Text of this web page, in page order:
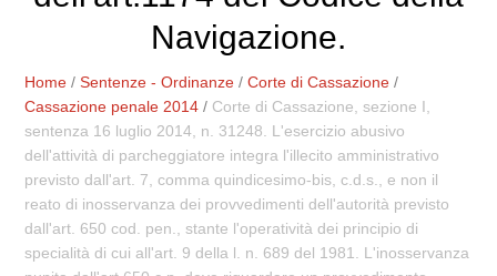
Navigazione.
Home /Sentenze - Ordinanze /Corte di Cassazione /
Cassazione penale 2014 / Corte di Cassazione, sezione I,
sentenza 16 luglio 2014, n. 31248. L'esercizio abusivo
dell'attività di parcheggiatore integra l'illecito amministrativo
previsto dall'art. 7, comma quindicesimo-bis, c.d.s., e non il
reato di inosservanza dei provvedimenti dell'autorità previsto
dall'art. 650 cod. pen., stante l'operatività dei principio di
specialità di cui all'art. 9 della l. n. 689 del 1981. L'inosservanza